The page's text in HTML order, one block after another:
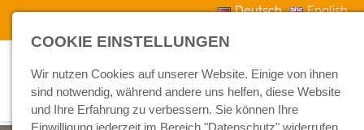
Skip to main navigation
Skip to main content
Skip to page footer Deutsch
English
COOKIE EINSTELLUNGEN
Wir nutzen Cookies auf unserer Website. Einige von ihnen
sind notwendig, während andere uns helfen, diese Website
und Ihre Erfahrung zu verbessern. Sie können Ihre
Einwilligung jederzeit im Bereich "Datenschutz" widerrufen.